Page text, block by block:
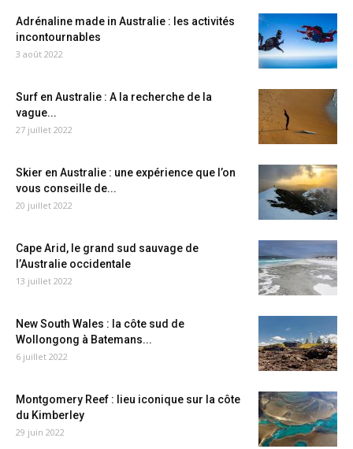
Adrénaline made in Australie : les activités
incontournables
3 août 2022
Surf en Australie : A la recherche de la
vague...
27 juillet 2022
Skier en Australie : une expérience que l’on
vous conseille de...
20 juillet 2022
Cape Arid, le grand sud sauvage de
l’Australie occidentale
13 juillet 2022
New South Wales : la côte sud de
Wollongong à Batemans...
6 juillet 2022
Montgomery Reef : lieu iconique sur la côte
du Kimberley
29 juin 2022